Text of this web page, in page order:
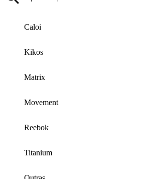
Caloi
Kikos
Matrix
Movement
Reebok
Titanium